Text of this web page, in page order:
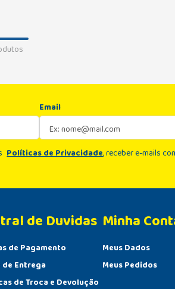
Email
Políticas de Privacidade, receber e-mails
de Duvidas
de Pagamento
de Entrega
de Troca e Devolução
Minha
Meus Dados
Meus Pedidos